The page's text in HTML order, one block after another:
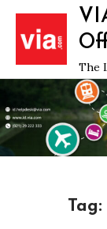
Skip
content
The
Tag: